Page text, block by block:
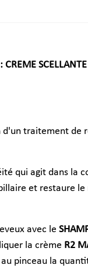
SCELLANTE
d'un traitement de
qui agit dans la
et restaure le
avec le
la crème R2
pinceau la